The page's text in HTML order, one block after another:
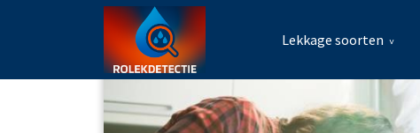
Lekkage soorten